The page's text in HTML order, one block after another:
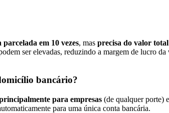
parcelada em 10 vezes, mas precisa do valor total
ser elevadas, reduzindo a margem de lucro da
bancário?
para empresas (de qualquer porte)
para uma única conta bancária.